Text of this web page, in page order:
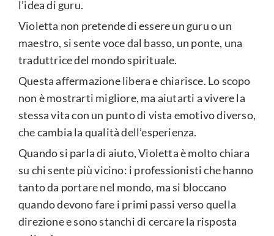
l’idea di guru.
Violetta non pretende di essere un guru o un
maestro, si sente voce dal basso, un ponte, una
traduttrice del mondo spirituale.
Questa affermazione libera e chiarisce. Lo scopo
non è mostrarti migliore, ma aiutarti a vivere la
stessa vita con un punto di vista emotivo diverso,
che cambia la qualità dell’esperienza.
Quando si parla di aiuto, Violetta è molto chiara
su chi sente più vicino: i professionisti che hanno
tanto da portare nel mondo, ma si bloccano
quando devono fare i primi passi verso quella
direzione e sono stanchi di cercare la risposta